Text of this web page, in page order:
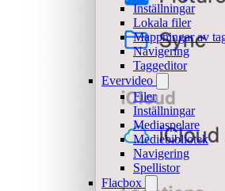
Inställningar
Lokala filer
Mappningar av
Navigering
Taggeditor
Evervideo
Filer
Inställningar
Mediaspelare
Mediebibliotek
Navigering
Spellistor
Flacbox